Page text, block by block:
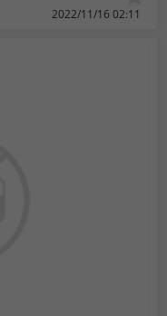
2022/11/16 02:11